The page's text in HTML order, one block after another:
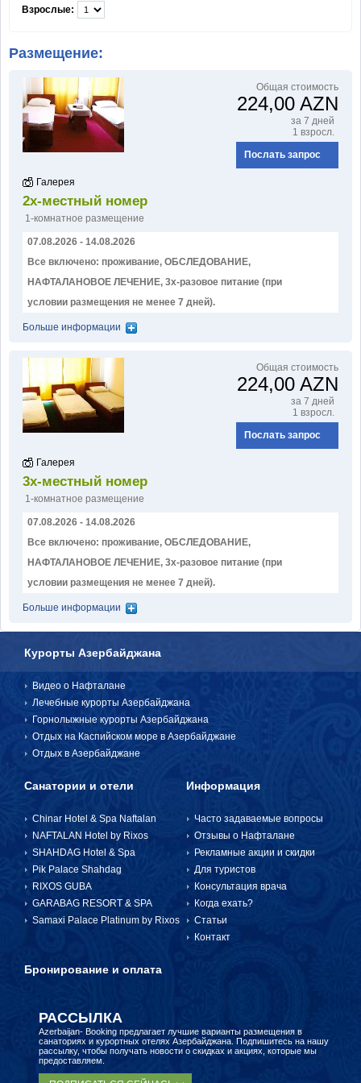
Часто задаваемые вопросы
Отзывы о Нафталане
Рекламные акции и скидки
Для туристов
Консультация врача
Когда ехать?
Статьи
БРОНЬ И ОПЛАТА
Взрослые:
Размещение:
Общая стоимость
224,00 AZN
за 7 дней
1 взросл.
Послать запрос
Галерея
2х-местный номер
1-комнатное размещение
07.08.2026 - 14.08.2026
Все включено: проживание, ОБСЛЕДОВАНИЕ,
НАФТАЛАНОВОЕ ЛЕЧЕНИЕ, 3х-разовое питание (при
условии размещения не менее 7 дней).
Больше информации
Общая стоимость
224,00 AZN
за 7 дней
1 взросл.
Послать запрос
Галерея
3х-местный номер
1-комнатное размещение
07.08.2026 - 14.08.2026
Все включено: проживание, ОБСЛЕДОВАНИЕ,
НАФТАЛАНОВОЕ ЛЕЧЕНИЕ, 3х-разовое питание (при
условии размещения не менее 7 дней).
Больше информации
Курорты Азербайджана
Видео о Нафталане
Лечебные курорты Азербайджана
Горнолыжные курорты Азербайджана
Отдых на Каспийском море в Азербайджане
Отдых в Азербайджане
Санатории и отели
Chinar Hotel & Spa Naftalan
NAFTALAN Hotel by Rixos
SHAHDAG Hotel & Spa
Pik Palace Shahdag
RIXOS GUBA
GARABAG RESORT & SPA
Samaxi Palace Platinum by Rixos
Информация
Часто задаваемые вопросы
Отзывы о Нафталане
Рекламные акции и скидки
Для туристов
Консультация врача
Когда ехать?
Статьи
Контакт
Бронирование и оплата
РАССЫЛКА
Azerbaijan- Booking предлагает лучшие варианты размещения в
санаториях и курортных отелях Азербайджана. Подпишитесь на нашу
рассылку, чтобы получать новости о скидках и акциях, которые мы
предоставляем.